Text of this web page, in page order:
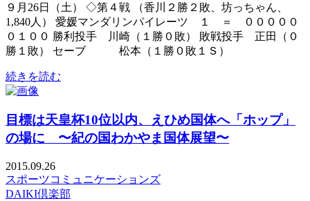
９月26日（土） ◇第４戦 （香川２勝２敗、坊っちゃん、
1,840人） 愛媛マンダリンパイレーツ １ ＝ ０００００
０１００ 勝利投手 川崎（１勝０敗） 敗戦投手 正田（０
勝１敗） セーブ 松本（１勝０敗１Ｓ）
続きを読む
目標は天皇杯10位以内、えひめ国体へ「ホップ」
の場に 〜紀の国わかやま国体展望〜
2015.09.26
スポーツコミュニケーションズ
DAIKI倶楽部